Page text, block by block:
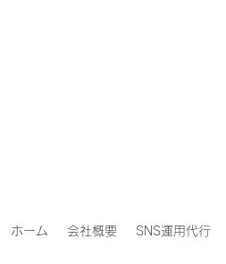
ホーム 会社概要 SNS運用代行